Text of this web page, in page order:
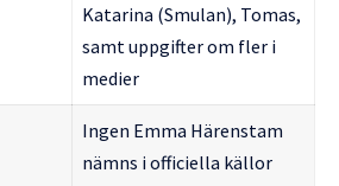
Katarina (Smulan), Tomas,
samt uppgifter om fler i
medier
Ingen Emma Härenstam
nämns i officiella källor